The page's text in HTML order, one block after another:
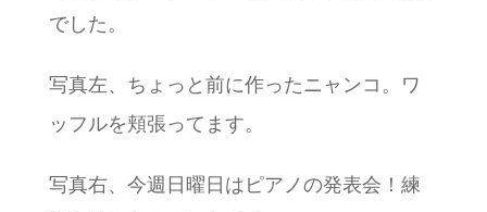
でした。
写真左、ちょっと前に作ったニャンコ。ワ
ッフルを頬張ってます。
写真右、今週日曜日はピアノの発表会！練